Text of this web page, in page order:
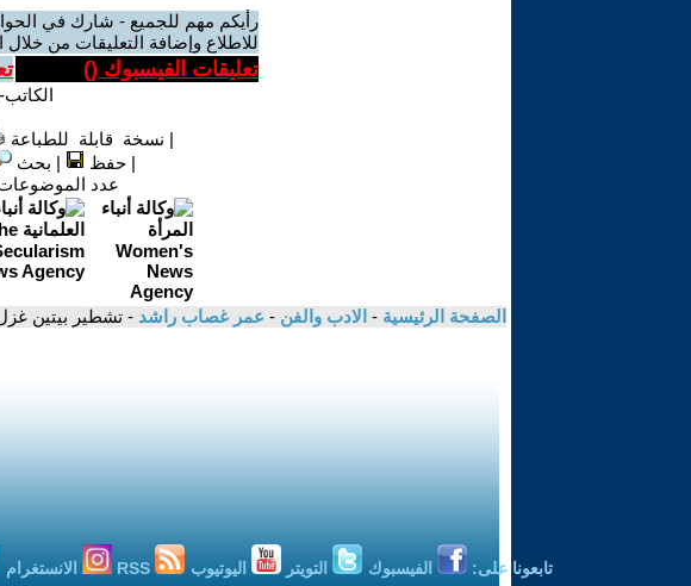
رأيكم مهم للجميع - شارك في
للاطلاع وإضافة التعليقات من
تعليقات الفيسبوك ()
| نسخة قابلة للطباعة
|حفظ | بحث
عدد الموضوعات
الصفحة الرئيسية - الادب والفن - عمر غصاب راشد - تشطير بيتين
تابعونا على: الفيسبوك التويتر اليوتيوب الانستغرام